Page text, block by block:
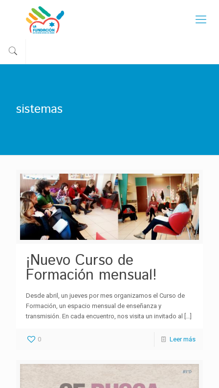
sistemas
¡Nuevo Curso de
Formación mensual!
Desde abril, un jueves por mes organizamos el Curso de
Formación, un espacio mensual de enseñanza y
transmisión. En cada encuentro, nos visita un invitado al
[…]
0 Leer más